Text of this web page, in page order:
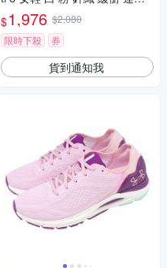
鞋 UA 3026124105
$1,976 $2,080
限時下殺
券
貨到通知我